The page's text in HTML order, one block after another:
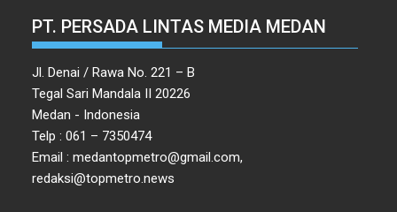
PT. PERSADA LINTAS MEDIA MEDAN
Jl. Denai / Rawa No. 221 – B
Tegal Sari Mandala II 20226
Medan - Indonesia
Telp : 061 – 7350474
Email : medantopmetro@gmail.com,
redaksi@topmetro.news